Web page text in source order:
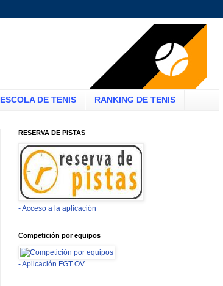
ESCOLA DE TENIS RANKING DE TENIS
RESERVA DE PISTAS
- Acceso a la aplicación
Competición por equipos
- Aplicación FGT OV